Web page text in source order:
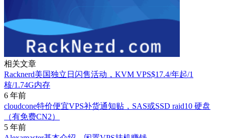
相关文章
Racknerd美国独立日闪售活动，KVM VPS$17.4/年起/1
核/1.74G内存
6 年前
cloudcone特价便宜VPS补货通知贴，SAS或SSD raid10 硬盘
（有免费CN2）
5 年前